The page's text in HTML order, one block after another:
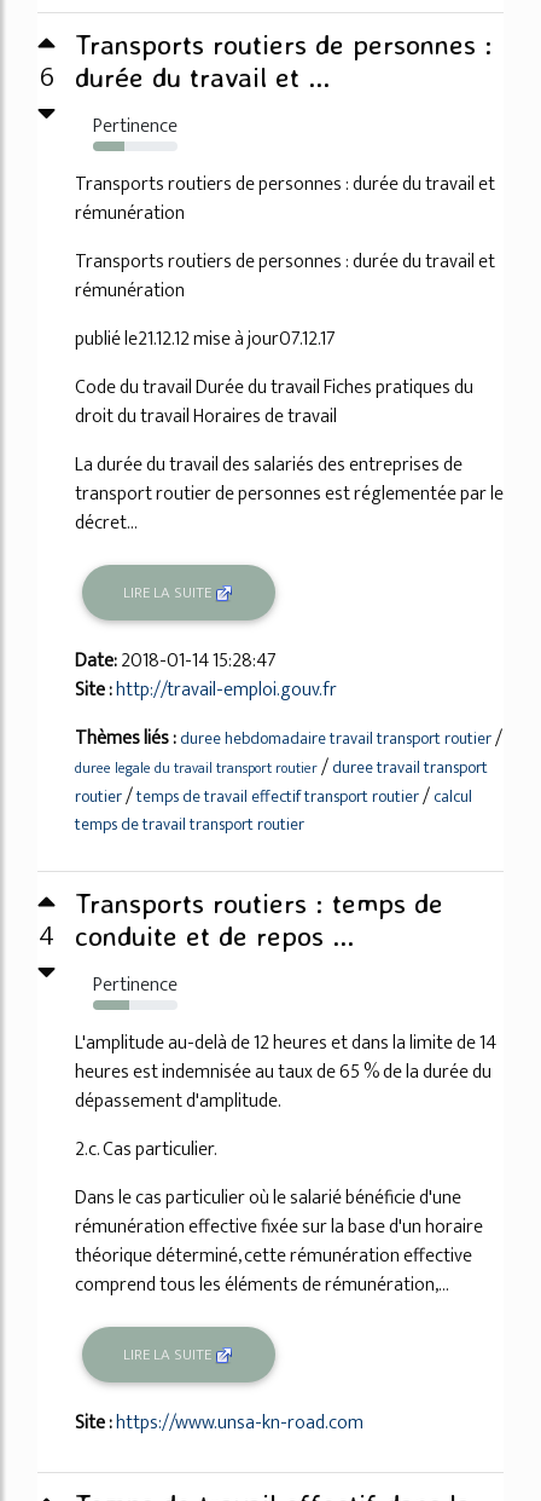
6
Transports routiers de personnes :
durée du travail et ...
Pertinence
37%
Transports routiers de personnes : durée du travail et
rémunération
Transports routiers de personnes : durée du travail et
rémunération
publié le21.12.12 mise à jour07.12.17
Code du travail Durée du travail Fiches pratiques du
droit du travail Horaires de travail
La durée du travail des salariés des entreprises de
transport routier de personnes est réglementée par le
décret...
LIRE LA SUITE
Date:2018-01-14 15:28:47
Site :http://travail-emploi.gouv.fr
Thèmes liés :duree hebdomadaire travail transport routier/
duree legale du travail transport routier/duree travail transport
routier/temps de travail effectif transport routier/calcul
temps de travail transport routier
4
Transports routiers : temps de
conduite et de repos ...
Pertinence
43%
L'amplitude au-delà de 12 heures et dans la limite de 14
heures est indemnisée au taux de 65 % de la durée du
dépassement d'amplitude.
2.c. Cas particulier.
Dans le cas particulier où le salarié bénéficie d'une
rémunération effective fixée sur la base d'un horaire
théorique déterminé, cette rémunération effective
comprend tous les éléments de rémunération,...
LIRE LA SUITE
Site :https://www.unsa-kn-road.com